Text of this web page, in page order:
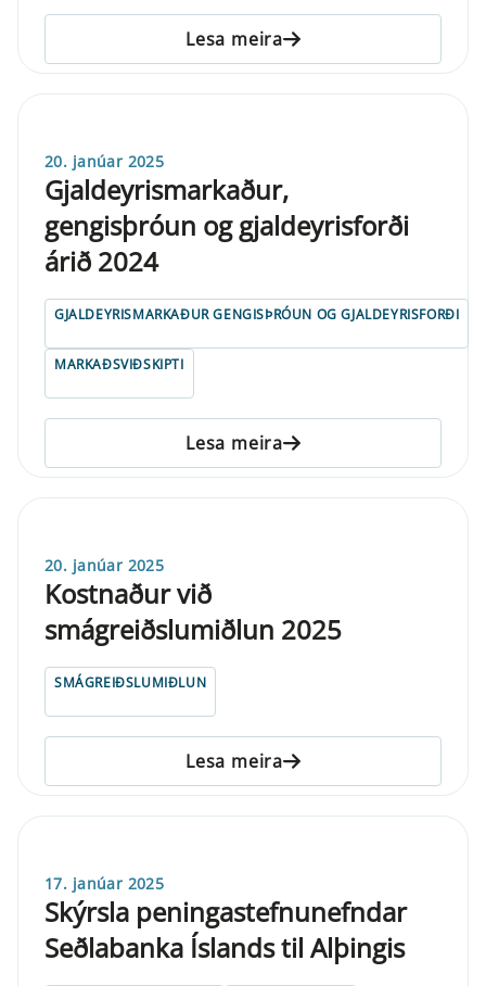
Lesa meira
20. janúar 2025
Gjaldeyrismarkaður,
gengisþróun og gjaldeyrisforði
árið 2024
GJALDEYRISMARKAÐUR GENGISÞRÓUN OG GJALDEYRISFORÐI
MARKAÐSVIÐSKIPTI
Lesa meira
20. janúar 2025
Kostnaður við
smágreiðslumiðlun 2025
SMÁGREIÐSLUMIÐLUN
Lesa meira
17. janúar 2025
Skýrsla peningastefnunefndar
Seðlabanka Íslands til Alþingis